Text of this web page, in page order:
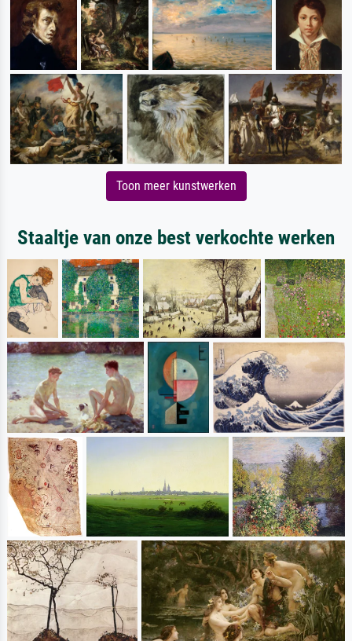
Toon meer kunstwerken
Staaltje van onze best verkochte werken